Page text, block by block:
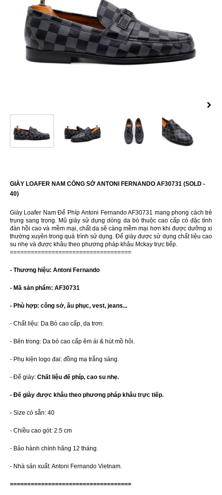
GIÀY LOAFER NAM CÔNG SỞ ANTONI FERNANDO AF30731 (SOLD -
40)
Giày Loafer Nam Đế Phíp Antoni Fernando AF30731 mang phong cách trẻ
trung sang trọng. Mũ giày sử dụng dòng da bò thuộc cao cấp có đặc tính
đàn hồi cao và mềm mại, chất da sẽ càng mềm mại hơn khi được dưỡng xi
thường xuyên trong quá trình sử dụng. Đế giày được sử dụng chất liệu cao
su nhẹ và được khâu theo phương pháp khâu Mckay trực tiếp.
===================================
- Thương hiệu: Antoni Fernando
- Mã sản phẩm: AF30731
- Phù hợp: công sở, âu phục, vest, jeans...
- Chất liệu: Da Bò cao cấp, da trơn.
- Bên trong: Da bò cao cấp êm ái & hút mồ hôi.
- Phụ kiện logo đai: đồng mạ trắng sáng.
- Đế giày: Chất liệu đế phíp, cao su nhẹ.
- Đế giày được khâu theo phương pháp khâu trực tiếp.
- Size có sẵn: 40
- Chiều cao gót: 2.5 cm
- Bảo hành chính hãng 12 tháng.
- Nhà sản xuất: Antoni Fernando Vietnam.
===================================